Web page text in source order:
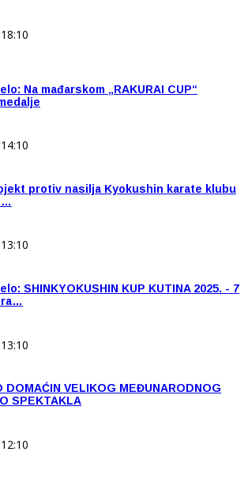
Na mađarskom „RAKURAI CUP“
protiv nasilja Kyokushin karate klubu
SHINKYOKUSHIN KUP KUTINA 2025. - 7
DOMAĆIN VELIKOG MEĐUNARODNOG
SPEKTAKLA